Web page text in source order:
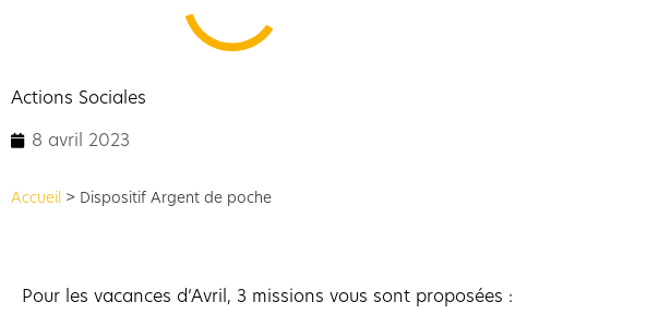
Actions Sociales
8 avril 2023
Accueil > Dispositif Argent de poche
Pour les vacances d’Avril, 3 missions vous sont proposées :